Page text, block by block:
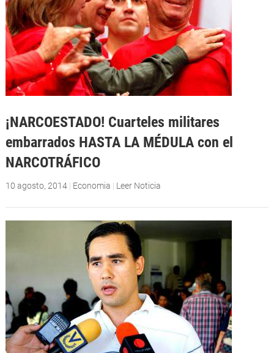
¡NARCOESTADO! Cuarteles militares
embarrados HASTA LA MÉDULA con el
NARCOTRÁFICO
10 agosto, 2014| Economia | Leer Noticia